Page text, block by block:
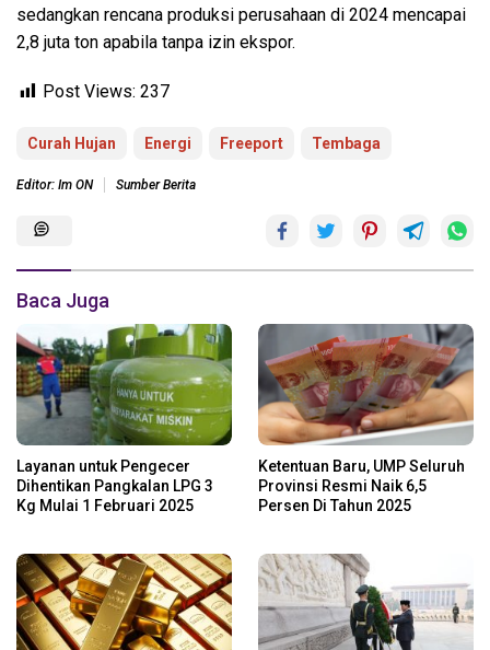
sedangkan rencana produksi perusahaan di 2024 mencapai
2,8 juta ton apabila tanpa izin ekspor.
Post Views: 237
Curah Hujan Energi Freeport Tembaga
Editor: Im ON Sumber Berita
Baca Juga
Layanan untuk Pengecer
Dihentikan Pangkalan LPG 3
Kg Mulai 1 Februari 2025
Ketentuan Baru, UMP Seluruh
Provinsi Resmi Naik 6,5
Persen Di Tahun 2025